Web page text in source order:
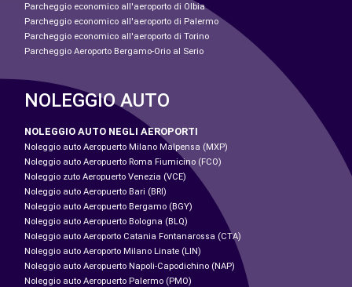
Parcheggio economico all'aeroporto di Olbia
Parcheggio economico all'aeroporto di Palermo
Parcheggio economico all'aeroporto di Torino
Parcheggio Aeroporto Bergamo-Orio al Serio
NOLEGGIO AUTO
NOLEGGIO AUTO NEGLI AEROPORTI
Noleggio auto Aeropuerto Milano Malpensa (MXP)
Noleggio auto Aeropuerto Roma Fiumicino (FCO)
Noleggio zuto Aeropuerto Venezia (VCE)
Noleggio auto Aeropuerto Bari (BRI)
Noleggio auto Aeropuerto Bergamo (BGY)
Noleggio auto Aeropuerto Bologna (BLQ)
Noleggio auto Aeroporto Catania Fontanarossa (CTA)
Noleggio auto Aeroporto Milano Linate (LIN)
Noleggio auto Aeropuerto Napoli-Capodichino (NAP)
Noleggio auto Aeropuerto Palermo (PMO)